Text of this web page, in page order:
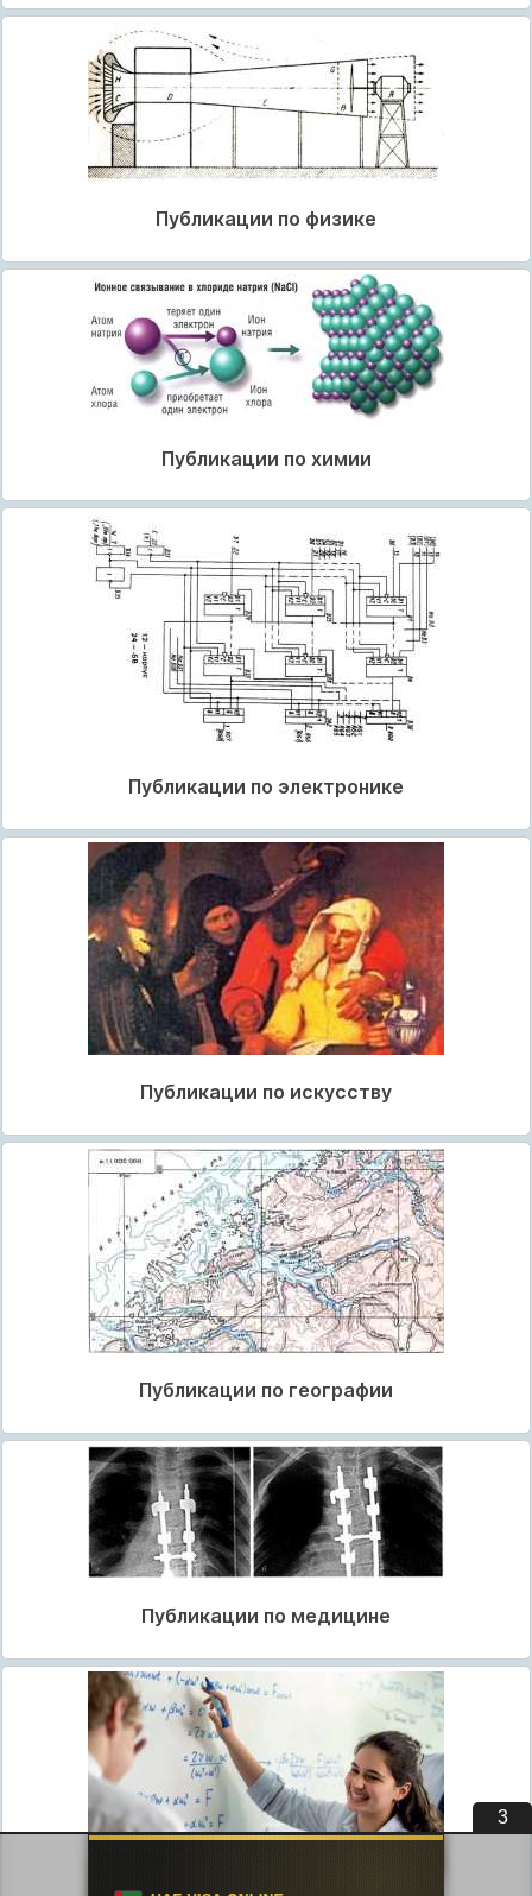
Публикации по физике
Публикации по химии
Публикации по электронике
Публикации по искусству
Публикации по географии
Публикации по медицине
2